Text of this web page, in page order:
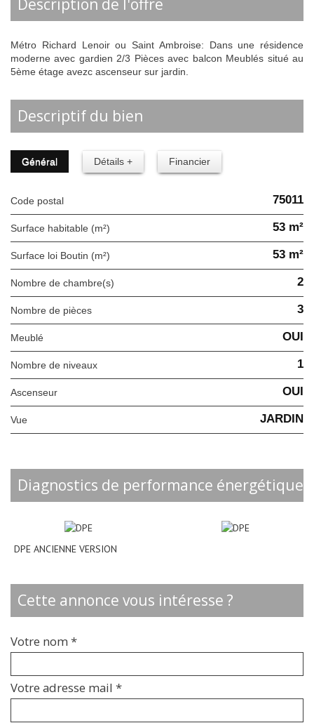
description de l'offre
Métro Richard Lenoir ou Saint Ambroise: Dans une résidence
moderne avec gardien 2/3 Pièces avec balcon Meublés situé au
5ème étage avezc ascenseur sur jardin.
descriptif du bien
Général Détails + Financier
Code postal 75011
Surface habitable (m²) 53 m²
Surface loi Boutin (m²) 53 m²
Nombre de chambre(s) 2
Nombre de pièces 3
Meublé OUI
Nombre de niveaux 1
Ascenseur OUI
Vue JARDIN
diagnostics de performance énergétique
DPE ANCIENNE VERSION
cette annonce vous intéresse ?
Votre nom *
Votre adresse mail *